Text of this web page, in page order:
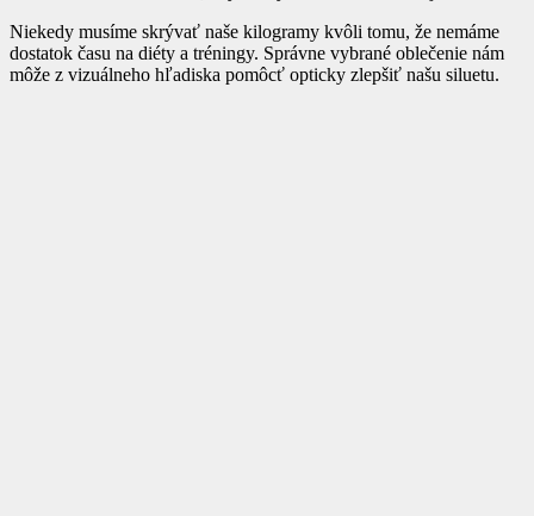
Niekedy musíme skrývať naše kilogramy kvôli tomu, že nemáme
dostatok času na diéty a tréningy. Správne vybrané oblečenie nám
môže z vizuálneho hľadiska pomôcť opticky zlepšiť našu siluetu.